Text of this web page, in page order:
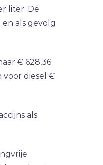
liter. De
als gevolg
€ 628,36
voor diesel €
als